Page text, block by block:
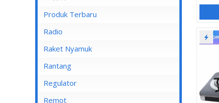
Produk Terbaru
Radio
Raket Nyamuk
Rantang
Regulator
Remot